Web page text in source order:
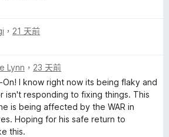
， 21 天前
Lynn ， 23 天前
I know right now its being flaky and
isn't responding to fixing things. This
is being affected by the WAR in
Hoping for his safe return to
this.